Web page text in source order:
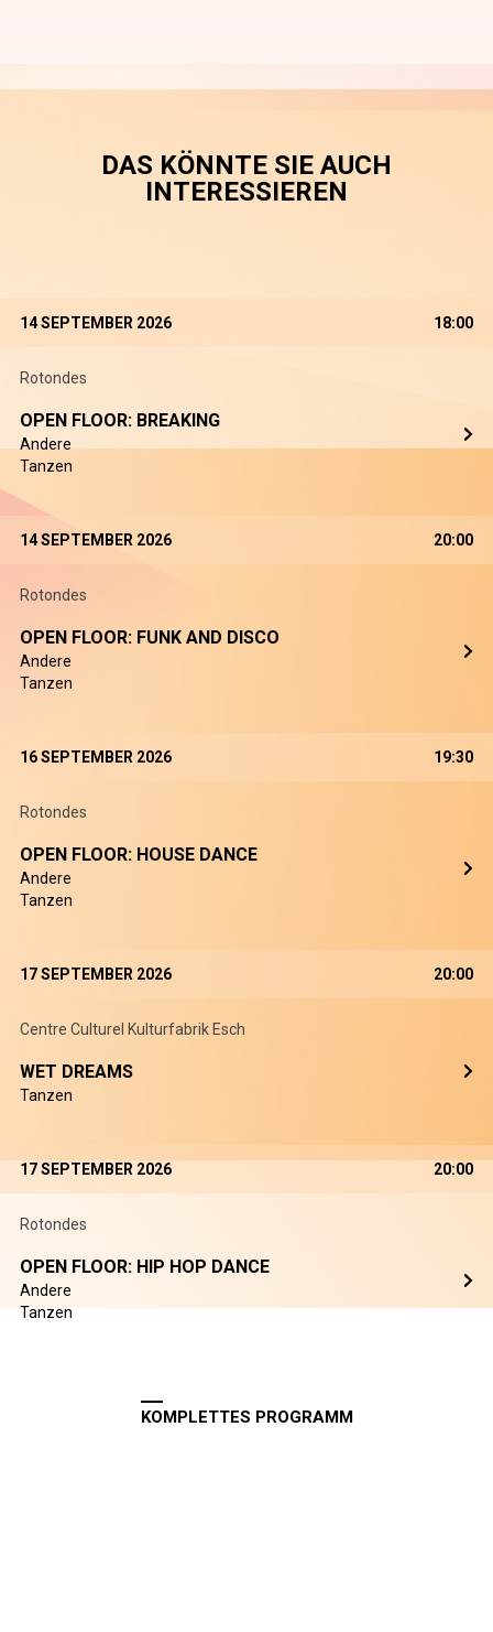
DAS KÖNNTE SIE AUCH
INTERESSIEREN
14 SEPTEMBER 2026 18:00
Rotondes
OPEN FLOOR: BREAKING
Andere
Tanzen
14 SEPTEMBER 2026 20:00
Rotondes
OPEN FLOOR: FUNK AND DISCO
Andere
Tanzen
16 SEPTEMBER 2026 19:30
Rotondes
OPEN FLOOR: HOUSE DANCE
Andere
Tanzen
17 SEPTEMBER 2026 20:00
Centre Culturel Kulturfabrik Esch
WET DREAMS
Tanzen
17 SEPTEMBER 2026 20:00
Rotondes
OPEN FLOOR: HIP HOP DANCE
Andere
Tanzen
KOMPLETTES PROGRAMM